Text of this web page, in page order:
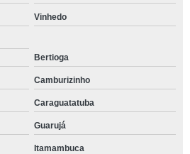
Vinhedo
Bertioga
Camburizinho
Caraguatatuba
Guarujá
Itamambuca